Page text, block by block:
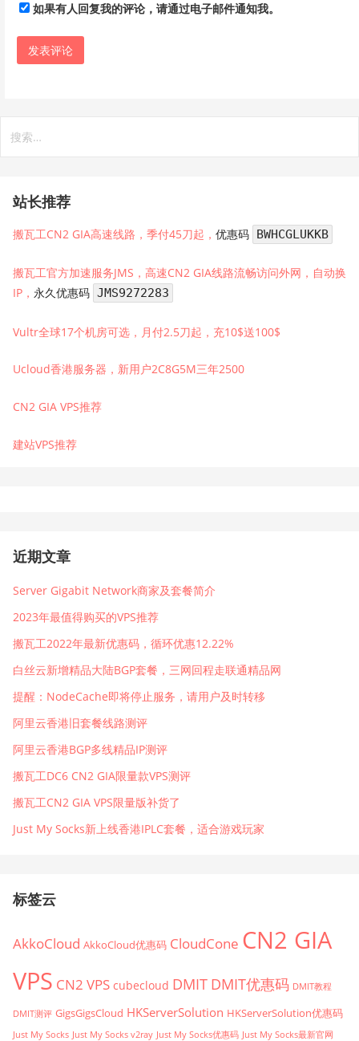
如果有人回复我的评论，请通过电子邮件通知我。
索：
站长推荐
搬瓦工CN2 GIA高速线路，季付45刀起， 优惠码 BWHCGLUKKB
搬瓦工官方加速服务JMS，高速CN2 GIA线路流畅访问外网，自动换
IP， 永久优惠码 JMS9272283
Vultr全球17个机房可选，月付2.5刀起，充10$送100$
Ucloud香港服务器，新用户2C8G5M三年2500
CN2 GIA VPS推荐
建站VPS推荐
近期文章
Server Gigabit Network商家及套餐简介
2023年最值得购买的VPS推荐
搬瓦工2022年最新优惠码，循环优惠12.22%
白丝云新增精品大陆BGP套餐，三网回程走联通精品网
提醒：NodeCache即将停止服务，请用户及时转移
阿里云香港旧套餐线路测评
阿里云香港BGP多线精品IP测评
搬瓦工DC6 CN2 GIA限量款VPS测评
搬瓦工CN2 GIA VPS限量版补货了
Just My Socks新上线香港IPLC套餐，适合游戏玩家
标签云
AkkoCloud AkkoCloud优惠码 CloudCone CN2 GIA
VPS CN2 VPS cubecloud DMIT DMIT优惠码 DMIT教程
DMIT测评 GigsGigsCloud HKServerSolution HKServerSolution优惠码
Just My Socks Just My Socks v2ray Just My Socks优惠码 Just My Socks最新官网